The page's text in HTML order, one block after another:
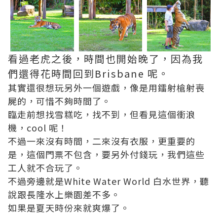
看過老虎之後，時間也開始晚了，因為我
們還得花時間回到Brisbane 呢。
其實還很想玩另外一個遊戲，像是用鐳射槍射喪
屍的，可惜不夠時間了。
臨走前想找雪糕吃，找不到，但看見這個衝浪
機，cool 呢！
不過一來沒有時間，二來沒有衣服，更重要的
是，這個門票不包含，要另外付錢玩，我們這些
工人就不合玩了。
不過旁邊就是White Water World 白水世界，聽
說跟長隆水上樂園差不多。
如果是夏天時份來就爽爆了。